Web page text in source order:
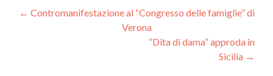
Navigazione
← Contromanifestazione al “Congresso delle famiglie” di
Verona
“Dita di dama” approda in
Sicilia →